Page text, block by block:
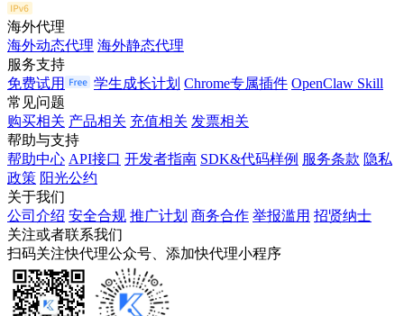
海外代理
海外动态代理 海外静态代理
服务支持
免费试用
学生成长计划 Chrome专属插件 OpenClaw Skill
常见问题
购买相关 产品相关 充值相关 发票相关
帮助与支持
帮助中心 API接口 开发者指南 SDK&代码样例 服务条款 隐私
政策 阳光公约
关于我们
公司介绍 安全合规 推广计划 商务合作 举报滥用 招贤纳士
关注或者联系我们
扫码关注快代理公众号、添加快代理小程序